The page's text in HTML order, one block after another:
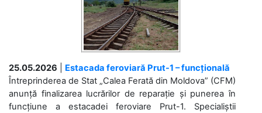
25.05.2026
Estacada feroviară Prut-1 – funcțională
Întreprinderea de Stat „Calea Ferată din Moldova” (CFM)
anunță finalizarea lucrărilor de reparație și punerea în
funcțiune a estacadei feroviare Prut-1. Specialiștii